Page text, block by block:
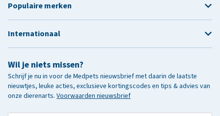
Wil je niets missen?
Schrijf je nu in voor de Medpets nieuwsbrief met daarin de laatste
nieuwtjes, leuke acties, exclusieve kortingscodes en tips & advies van
onze dierenarts. Voorwaarden nieuwsbrief
Populaire merken
Internationaal